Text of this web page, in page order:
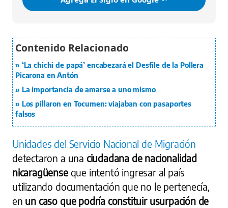
‘La chichi de papá’ encabezará el Desfile de la Pollera
Picarona en Antón
La importancia de amarse a uno mismo
Los pillaron en Tocumen: viajaban con pasaportes
falsos
Unidades del Servicio Nacional de Migración
detectaron a una ciudadana de nacionalidad
nicaragüenseque intentó ingresar al país
utilizando documentación que no le pertenecía,
en un caso que podría constituir usurpación de